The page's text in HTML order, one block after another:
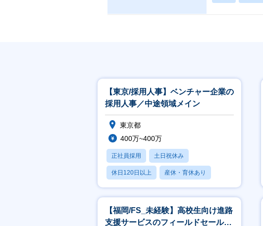
【東京/採用人事】ベンチャー企業の
採用人事／中途領域メイン
東京都
400万~400万
正社員採用 土日祝休み
休日120日以上 産休・育休あり
【福岡/FS_未経験】高校生向け進路
支援サービスのフィールドセールス